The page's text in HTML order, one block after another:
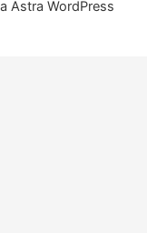
Astra WordPress